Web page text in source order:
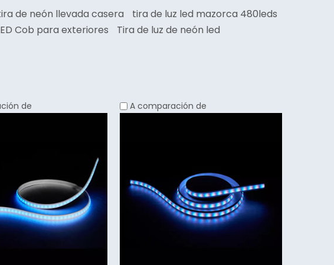
de neón llevada casera
tira de luz led mazorca 480leds
Cob para exteriores
Tira de luz de neón led
de A comparación de